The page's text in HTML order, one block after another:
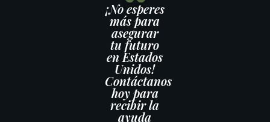
¡No esperes
más para
asegurar
tu futuro
en Estados
Unidos!
Contáctanos
hoy para
recibir la
ayuda